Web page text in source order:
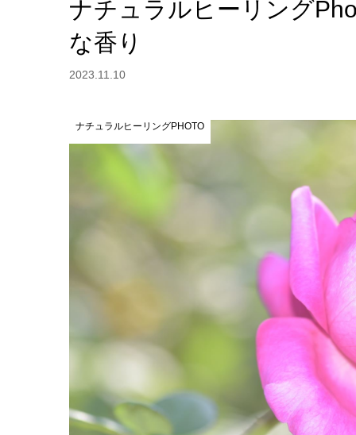
ナチュラルヒーリング
な香り
2023.11.10
ナチュラルヒーリングPHOTO